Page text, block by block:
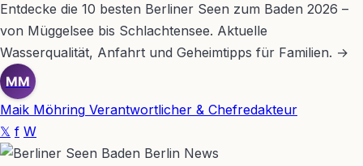
Entdecke die 10 besten Berliner Seen zum Baden 2026 –
von Müggelsee bis Schlachtensee. Aktuelle
Wasserqualität, Anfahrt und Geheimtipps für Familien. →
MM
Maik Möhring Verantwortlicher & Chefredakteur
𝕏 f W